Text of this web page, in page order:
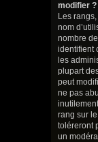
modifier ?
Les
nom
nombre
identifient
les
plupart
peut
ne pas
rang sur
toléreront
un